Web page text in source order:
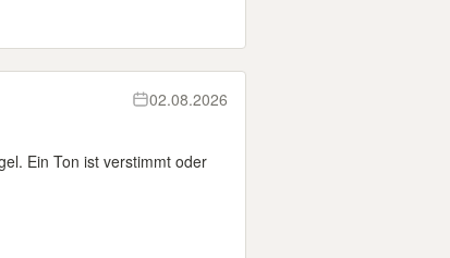
02.08.2026
Ein Ton ist verstimmt oder